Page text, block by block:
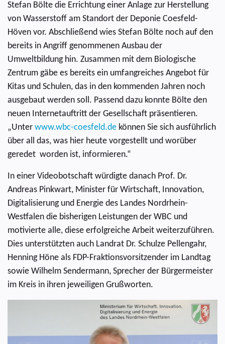
Stefan Bölte die Errichtung einer Anlage zur Herstellung
von Wasserstoff am Standort der Deponie Coesfeld-
Höven vor. Abschließend wies Stefan Bölte noch auf den
bereits in Angriff genommenen Ausbau der
Umweltbildung hin. Zusammen mit dem Biologische
Zentrum gäbe es bereits ein umfangreiches Angebot für
Kitas und Schulen, das in den kommenden Jahren noch
ausgebaut werden soll. Passend dazu konnte Bölte den
neuen Internetauftritt der Gesellschaft präsentieren.
„Unter www.wbc-coesfeld.de können Sie sich ausführlich
über all das, was hier heute vorgestellt und worüber
geredet worden ist, informieren.“
In einer Videobotschaft würdigte danach Prof. Dr.
Andreas Pinkwart, Minister für Wirtschaft, Innovation,
Digitalisierung und Energie des Landes Nordrhein-
Westfalen die bisherigen Leistungen der WBC und
motivierte alle, diese erfolgreiche Arbeit weiterzuführen.
Dies unterstützten auch Landrat Dr. Schulze Pellengahr,
Henning Höne als FDP-Fraktionsvorsitzender im Landtag
sowie Wilhelm Sendermann, Sprecher der Bürgermeister
im Kreis in ihren jeweiligen Grußworten.